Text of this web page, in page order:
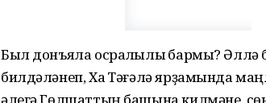
Был донъяла осраҡлылыҡ бармы?
билдәләнеп, Хаҡ Тәғәлә ярҙамында